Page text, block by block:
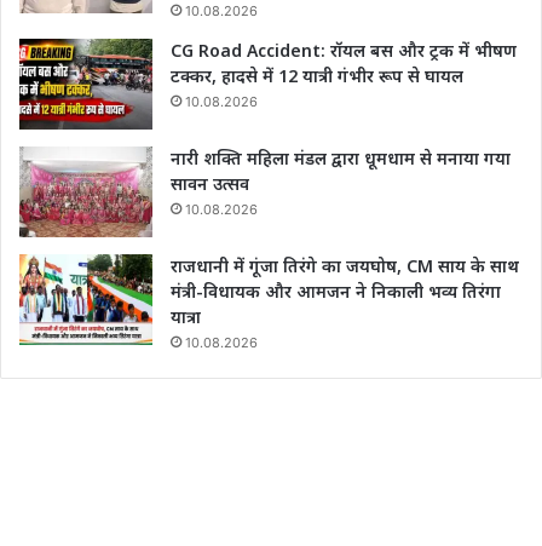
10.08.2026
CG Road Accident: रॉयल बस और ट्रक में भीषण
टक्कर, हादसे में 12 यात्री गंभीर रूप से घायल
10.08.2026
नारी शक्ति महिला मंडल द्वारा धूमधाम से मनाया गया
सावन उत्सव
10.08.2026
राजधानी में गूंजा तिरंगे का जयघोष, CM साय के साथ
मंत्री-विधायक और आमजन ने निकाली भव्य तिरंगा
यात्रा
10.08.2026